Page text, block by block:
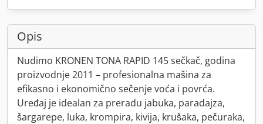
Opis
Nudimo KRONEN TONA RAPID 145 sečkač, godina
proizvodnje 2011 – profesionalna mašina za
efikasno i ekonomično sečenje voća i povrća.
Uređaj je idealan za preradu jabuka, paradajza,
šargarepe, luka, krompira, kivija, krušaka, pečuraka,